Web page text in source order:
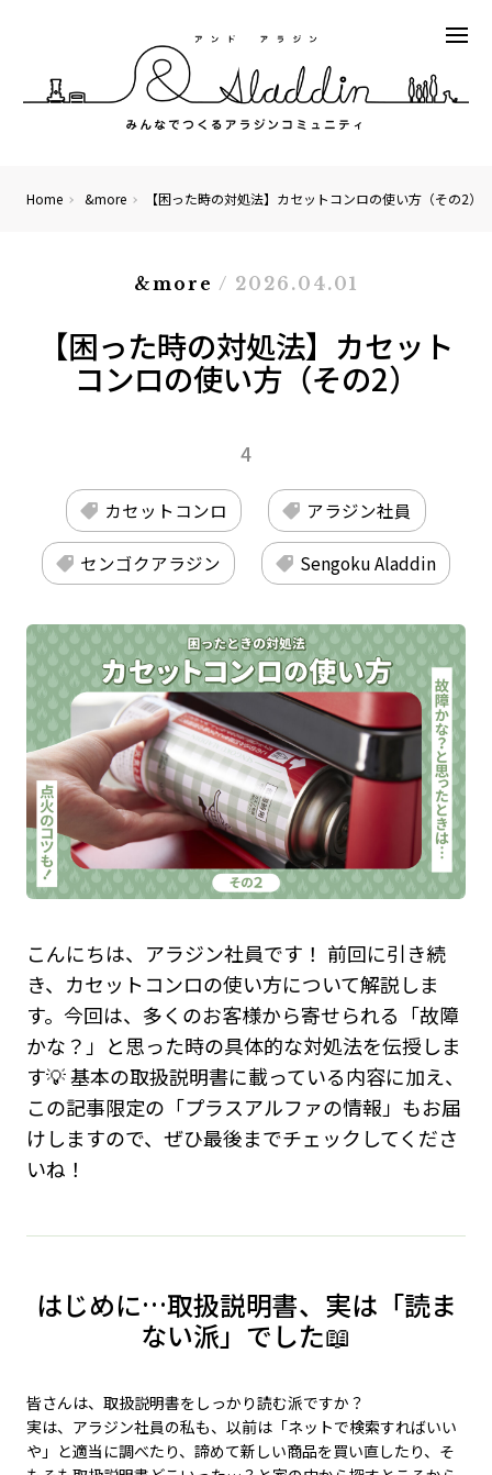
Home &more 【困った時の対処法】カセットコンロの使い方（その2）
&more / 2026.04.01
【困った時の対処法】カセット
コンロの使い方（その2）
4
カセットコンロ アラジン社員
センゴクアラジン Sengoku Aladdin
こんにちは、アラジン社員です！ 前回に引き続
き、カセットコンロの使い方について解説しま
す。今回は、多くのお客様から寄せられる「故障
かな？」と思った時の具体的な対処法を伝授しま
す💡 基本の取扱説明書に載っている内容に加え、
この記事限定の「プラスアルファの情報」もお届
けしますので、ぜひ最後までチェックしてくださ
いね！
はじめに…取扱説明書、実は「読ま
ない派」でした📖
皆さんは、取扱説明書をしっかり読む派ですか？
実は、アラジン社員の私も、以前は「ネットで検索すればいい
や」と適当に調べたり、諦めて新しい商品を買い直したり、そ